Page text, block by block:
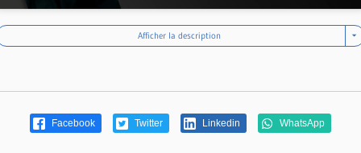
Afficher la description
Facebook Twitter Linkedin WhatsApp